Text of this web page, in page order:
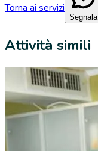
Torna ai servizi
Segnala
Attività simili